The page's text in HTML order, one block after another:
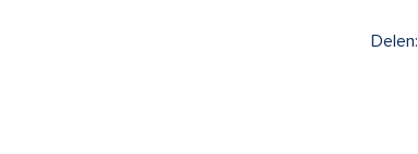
Delen: